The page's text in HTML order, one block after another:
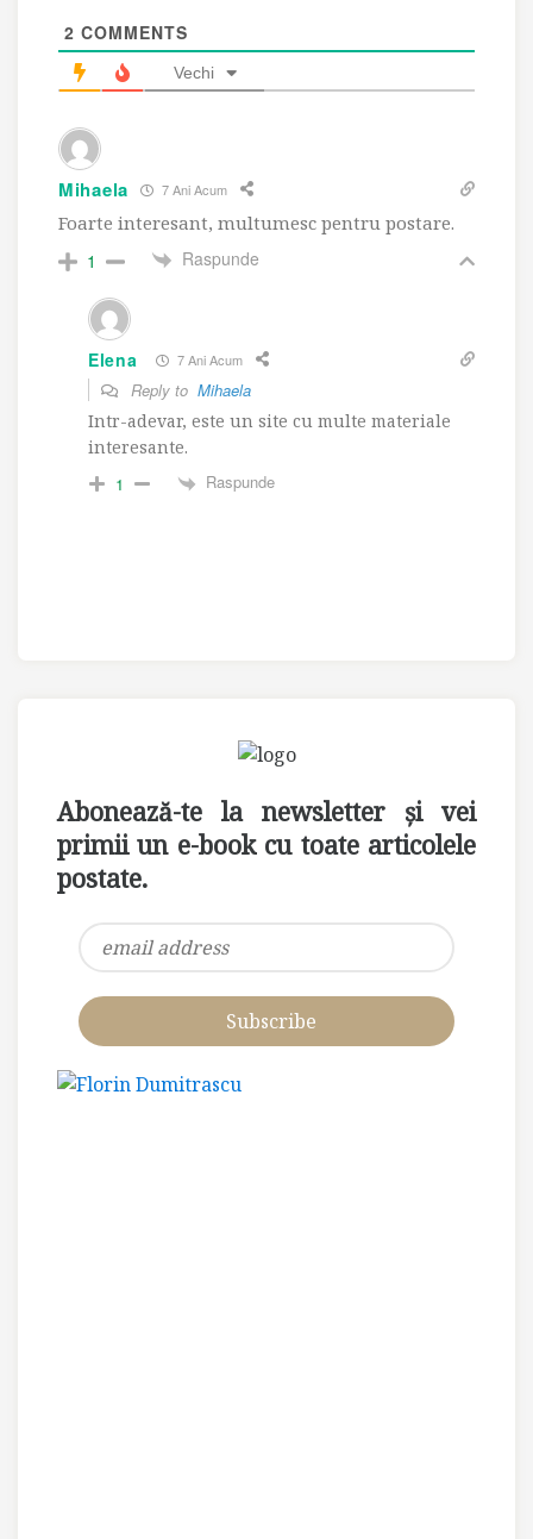
2 COMMENTS
Vechi
Mihaela 7 Ani Acum
Foarte interesant, multumesc pentru postare.
1
Raspunde
Elena 7 Ani Acum
Reply to Mihaela
Intr-adevar, este un site cu multe materiale
interesante.
1
Raspunde
Abonează-te la newsletter și vei
primii un e-book cu toate articolele
postate.